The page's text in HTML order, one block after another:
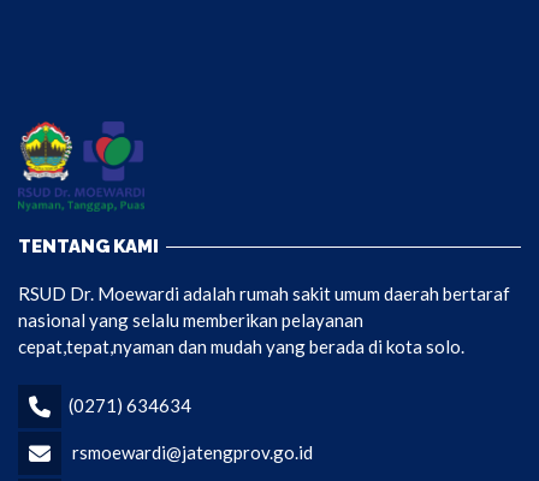
TENTANG KAMI
RSUD Dr. Moewardi adalah rumah sakit umum daerah bertaraf
nasional yang selalu memberikan pelayanan
cepat,tepat,nyaman dan mudah yang berada di kota solo.
(0271) 634634
rsmoewardi@jatengprov.go.id